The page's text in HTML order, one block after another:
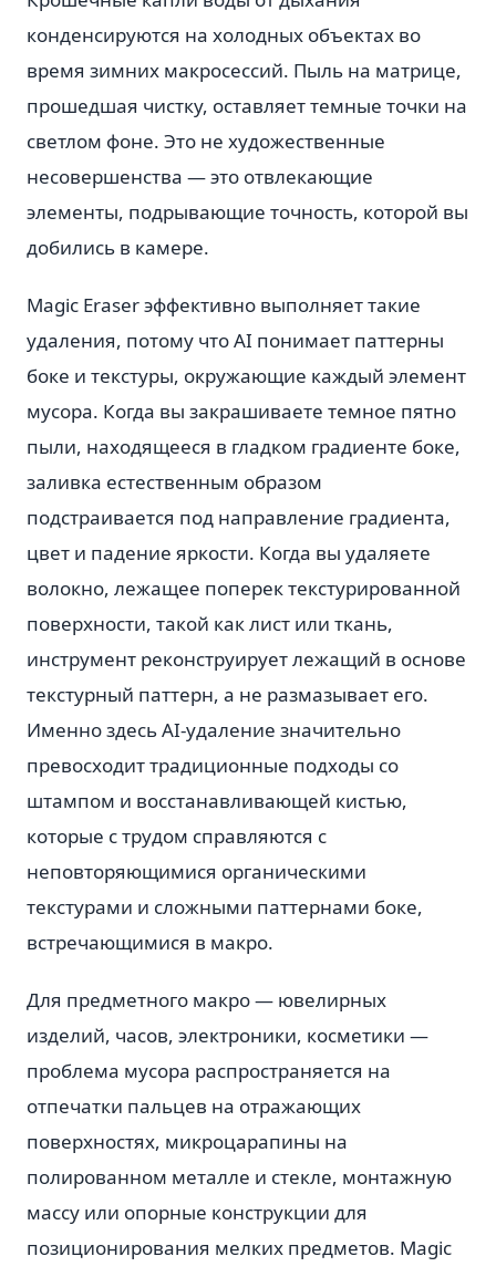
конденсируются на холодных объектах во
время зимних макросессий. Пыль на матрице,
прошедшая чистку, оставляет темные точки на
светлом фоне. Это не художественные
несовершенства — это отвлекающие
элементы, подрывающие точность, которой вы
добились в камере.
Magic Eraser эффективно выполняет такие
удаления, потому что AI понимает паттерны
боке и текстуры, окружающие каждый элемент
мусора. Когда вы закрашиваете темное пятно
пыли, находящееся в гладком градиенте боке,
заливка естественным образом
подстраивается под направление градиента,
цвет и падение яркости. Когда вы удаляете
волокно, лежащее поперек текстурированной
поверхности, такой как лист или ткань,
инструмент реконструирует лежащий в основе
текстурный паттерн, а не размазывает его.
Именно здесь AI-удаление значительно
превосходит традиционные подходы со
штампом и восстанавливающей кистью,
которые с трудом справляются с
неповторяющимися органическими
текстурами и сложными паттернами боке,
встречающимися в макро.
Для предметного макро — ювелирных
изделий, часов, электроники, косметики —
проблема мусора распространяется на
отпечатки пальцев на отражающих
поверхностях, микроцарапины на
полированном металле и стекле, монтажную
массу или опорные конструкции для
позиционирования мелких предметов. Magic